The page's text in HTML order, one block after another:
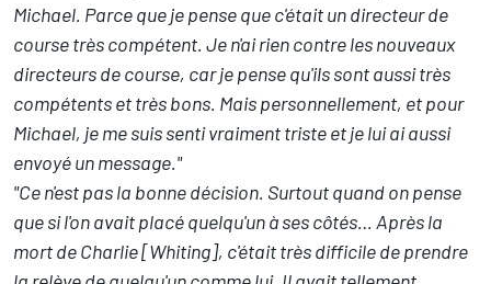
Michael. Parce que je pense que c'était un directeur de
course très compétent. Je n'ai rien contre les nouveaux
directeurs de course, car je pense qu'ils sont aussi très
compétents et très bons. Mais personnellement, et pour
Michael, je me suis senti vraiment triste et je lui ai aussi
envoyé un message."
"Ce n'est pas la bonne décision. Surtout quand on pense
que si l'on avait placé quelqu'un à ses côtés… Après la
mort de Charlie [Whiting], c'était très difficile de prendre